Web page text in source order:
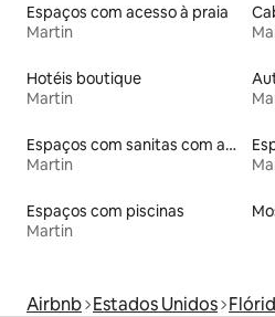
Espaços com acesso à praia
Martin
Hotéis boutique
Martin
Espaços com sanitas com acessos adaptados em altura
Martin
Espaços com piscinas
Martin
Airbnb Estados Unidos